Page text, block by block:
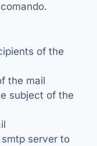
of the
the mail
subject of the
server to